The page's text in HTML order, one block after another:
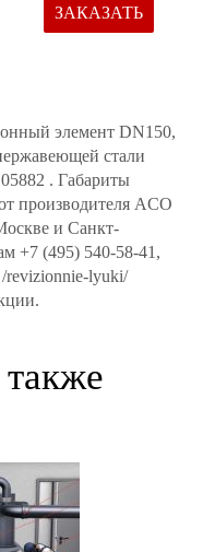
ЗАКАЗАТЬ
элемент DN150,
стали
. Габариты
производителя ACO
и Санкт-
+7 (495) 540-58-41,
revizionnie-lyuki/